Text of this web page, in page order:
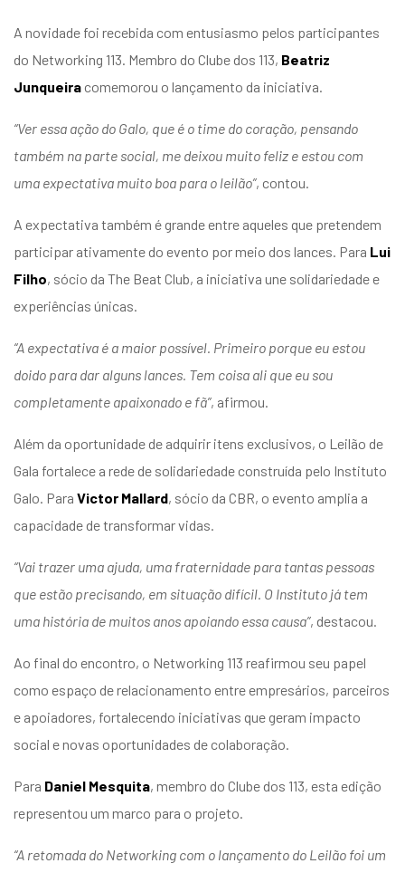
A novidade foi recebida com entusiasmo pelos participantes
do Networking 113. Membro do Clube dos 113, Beatriz
Junqueira comemorou o lançamento da iniciativa.
“Ver essa ação do Galo, que é o time do coração, pensando
também na parte social, me deixou muito feliz e estou com
uma expectativa muito boa para o leilão”, contou.
A expectativa também é grande entre aqueles que pretendem
participar ativamente do evento por meio dos lances. Para Lui
Filho, sócio da The Beat Club, a iniciativa une solidariedade e
experiências únicas.
“A expectativa é a maior possível. Primeiro porque eu estou
doido para dar alguns lances. Tem coisa ali que eu sou
completamente apaixonado e fã”, afirmou.
Além da oportunidade de adquirir itens exclusivos, o Leilão de
Gala fortalece a rede de solidariedade construída pelo Instituto
Galo. Para Victor Mallard, sócio da CBR, o evento amplia a
capacidade de transformar vidas.
“Vai trazer uma ajuda, uma fraternidade para tantas pessoas
que estão precisando, em situação difícil. O Instituto já tem
uma história de muitos anos apoiando essa causa”, destacou.
Ao final do encontro, o Networking 113 reafirmou seu papel
como espaço de relacionamento entre empresários, parceiros
e apoiadores, fortalecendo iniciativas que geram impacto
social e novas oportunidades de colaboração.
Para Daniel Mesquita, membro do Clube dos 113, esta edição
representou um marco para o projeto.
“A retomada do Networking com o lançamento do Leilão foi um